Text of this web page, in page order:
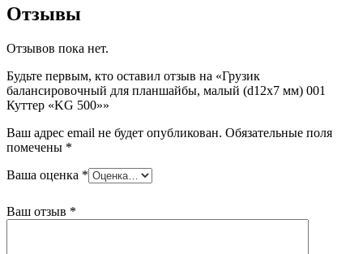
001
Куттер
500"
Отзывы
Отзывов пока нет.
Будьте первым, кто оставил отзыв на «Грузик
балансировочный для планшайбы, малый (d12х7 мм) 001
Куттер «KG 500»»
Ваш адрес email не будет опубликован. Обязательные поля
помечены *
Ваша оценка *
Ваш отзыв *